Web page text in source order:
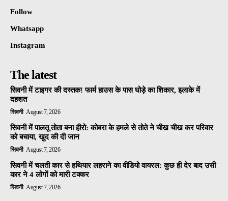
Follow
Whatsapp
Instagram
The latest
सिवनी में टाइगर की दस्तक! फार्म हाउस के पास घोड़े का शिकार, इलाके में
दहशत
सिवनी August 7, 2026
सिवनी में पालतू तोता बना हीरो: कोबरा के हमले से तोते ने चीख चीख कर परिवार
को बचाया, खुद की दी जान
सिवनी August 7, 2026
सिवनी में चलती कार से हथियार लहराने का वीडियो वायरल: कुछ ही देर बाद उसी
कार ने 4 लोगों को मारी टक्कर
सिवनी August 7, 2026